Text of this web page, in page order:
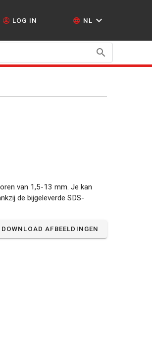
LOG IN NL
van 1,5-13 mm. Je kan
de bijgeleverde SDS-
DOWNLOAD AFBEELDINGEN